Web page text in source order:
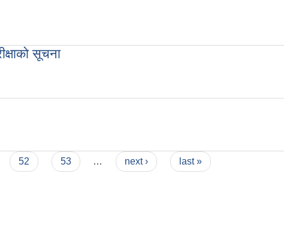
सूचना
52 53 … next › last »